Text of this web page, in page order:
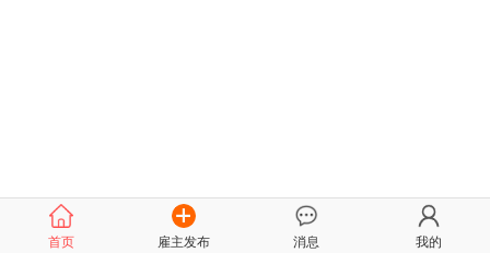
首页 雇主发布 消息 我的